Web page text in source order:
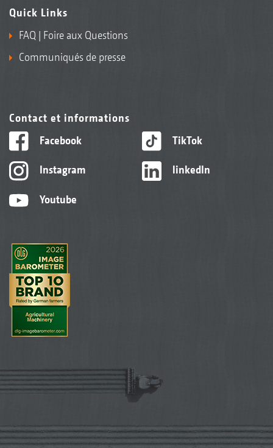
Quick Links
FAQ | Foire aux Questions
Communiqués de presse
Contact et informations
Facebook
Instagram
Youtube
TikTok
linkedIn